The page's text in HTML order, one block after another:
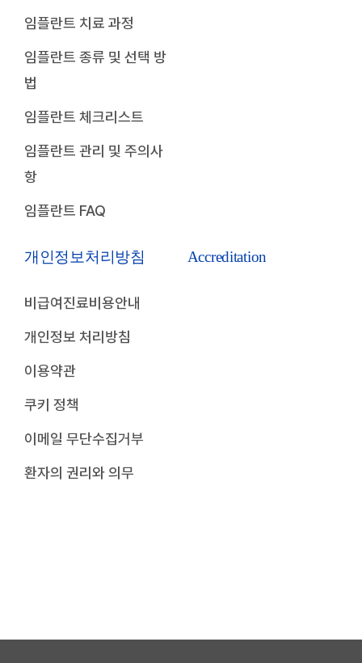
임플란트 치료 과정
임플란트 종류 및 선택 방
법
임플란트 체크리스트
임플란트 관리 및 주의사
항
임플란트 FAQ
개인정보처리방침
비급여진료비용안내
개인정보 처리방침
이용약관
쿠키 정책
이메일 무단수집거부
환자의 권리와 의무
Accreditation